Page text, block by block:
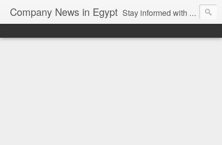
Company News in Egypt Stay informed with the latest company news and developments in Egypt and the region through our unbiased and direct news platform. Our blog publishes press releases and news directly from companies and their PR agencies, giving you a clear and unfiltered view of the industry. Make informed decisions with our easy to follow and clutter-free approach to company news.